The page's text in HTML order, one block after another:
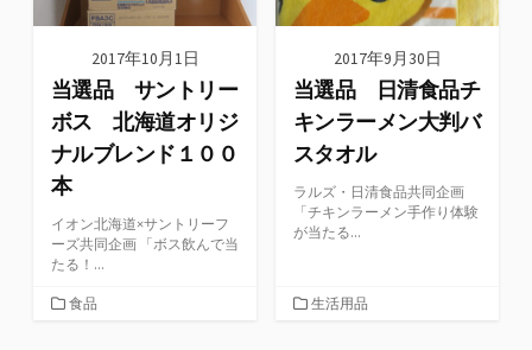
2017年10月1日
当選品 サントリー
ボス 北海道オリジ
ナルブレンド１００
本
イオン北海道×サントリーフ
ーズ共同企画 「ボス飲んで当
たる！...
カ食品
2017年9月30日
当選品 日清食品チ
キンラーメン大判バ
スタオル
ラルズ・日清食品共同企画
「チキンラーメン手作り体験
が当たる...
カ生活用品